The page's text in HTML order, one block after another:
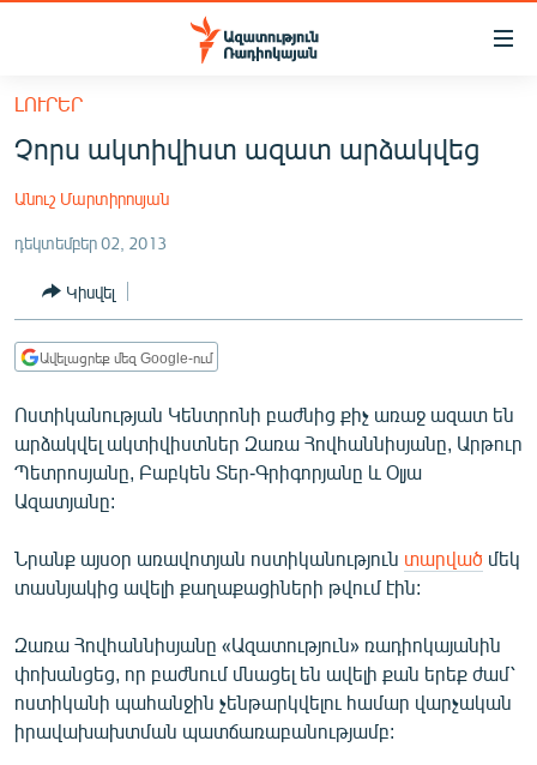
Մատչելիության
հիմնական
բովանդակությանը
հիմնական
մենյուին
ՀԱՅԱՍՏԱՆ
ՔԱՂԱՔԱԿԱՆ
ԸՆՏՐՈՒԹՅՈՒՆՆԵՐ 2026
ԻՐԱՎՈՒՆՔ
ՀԱՍԱՐԱԿՈՒԹՅՈՒՆ
ՂԱՐԱԲԱՂ
ՊԱՏԵՐԱԶՄԻ 6 ՇԱԲԱԹՆԵՐԸ
ՏԱՐԱԾԱՇՐՋԱՆ
ՄԻՋԱԶԳԱՅԻՆ
ՄՇԱԿՈՒՅԹ
ՍՊՈՐՏ
ՄԵԿՆԱԲԱՆՈՒԹՅՈՒՆ
ՏՏ ԵՒ ԻՆՏԵՐՆԵՏ
ԼՈՒՐԵՐ
Չորս ակտիվիստ ազատ արձակվեց
Անուշ Մարտիրոսյան
դեկտեմբեր 02, 2013
Կիսվել
Ավելացրեք մեզ Google-ում
Ոստիկանության Կենտրոնի բաժնից քիչ առաջ ազատ են
արձակվել ակտիվիստներ Զառա Հովհաննիսյանը, Արթուր
Պետրոսյանը, Բաբկեն Տեր-Գրիգորյանը և Օլյա
Ազատյանը:
Նրանք այսօր առավոտյան ոստիկանություն տարված մեկ
տասնյակից ավելի քաղաքացիների թվում էին:
Զառա Հովհաննիսյանը «Ազատություն» ռադիոկայանին
փոխանցեց, որ բաժնում մնացել են ավելի քան երեք ժամ՝
ոստիկանի պահանջին չենթարկվելու համար վարչական
իրավախախտման պատճառաբանությամբ: